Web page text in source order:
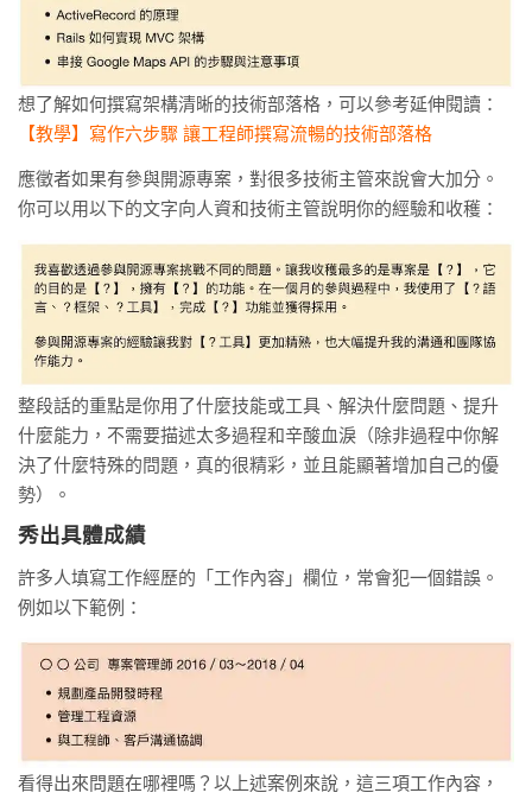
想了解如何撰寫架構清晰的技術部落格，可以參考延伸閱讀：
【教學】寫作六步驟 讓工程師撰寫流暢的技術部落格
應徵者如果有參與開源專案，對很多技術主管來說會大加分。
你可以用以下的文字向人資和技術主管說明你的經驗和收穫：
整段話的重點是你用了什麼技能或工具、解決什麼問題、提升
什麼能力，不需要描述太多過程和辛酸血淚（除非過程中你解
決了什麼特殊的問題，真的很精彩，並且能顯著增加自己的優
勢）。
秀出具體成績
許多人填寫工作經歷的「工作內容」欄位，常會犯一個錯誤。
例如以下範例：
看得出來問題在哪裡嗎？以上述案例來說，這三項工作內容，